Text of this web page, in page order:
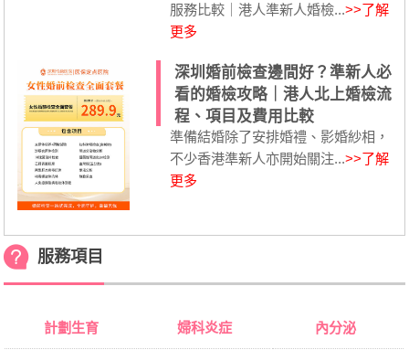
服務比較｜港人準新人婚檢...>>了解
更多
深圳婚前檢查邊間好？準新人必
看的婚檢攻略｜港人北上婚檢流
程、項目及費用比較
準備結婚除了安排婚禮、影婚紗相，
不少香港準新人亦開始關注...>>了解
更多
服務項目
計劃生育 婦科炎症 內分泌